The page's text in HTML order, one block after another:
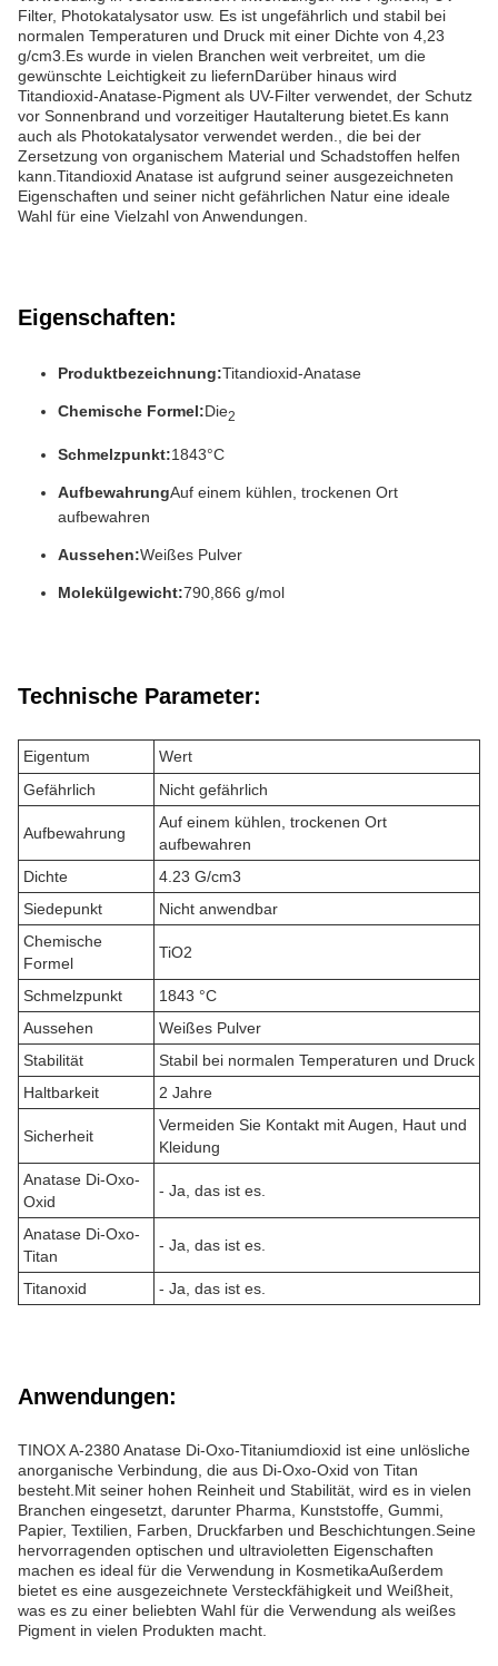
Filter, Photokatalysator usw. Es ist ungefährlich und stabil bei
normalen Temperaturen und Druck mit einer Dichte von 4,23
g/cm3.Es wurde in vielen Branchen weit verbreitet, um die
gewünschte Leichtigkeit zu liefernDarüber hinaus wird
Titandioxid-Anatase-Pigment als UV-Filter verwendet, der Schutz
vor Sonnenbrand und vorzeitiger Hautalterung bietet.Es kann
auch als Photokatalysator verwendet werden., die bei der
Zersetzung von organischem Material und Schadstoffen helfen
kann.Titandioxid Anatase ist aufgrund seiner ausgezeichneten
Eigenschaften und seiner nicht gefährlichen Natur eine ideale
Wahl für eine Vielzahl von Anwendungen.
Eigenschaften:
Produktbezeichnung:Titandioxid-Anatase
Chemische Formel:Die2
Schmelzpunkt:1843°C
AufbewahrungAuf einem kühlen, trockenen Ort
aufbewahren
Aussehen:Weißes Pulver
Molekülgewicht:790,866 g/mol
Technische Parameter:
Eigentum
Wert
Gefährlich
Nicht gefährlich
Aufbewahrung
Auf einem kühlen, trockenen Ort
aufbewahren
Dichte
4.23 G/cm3
Siedepunkt
Nicht anwendbar
Chemische
Formel
TiO2
Schmelzpunkt
1843 °C
Aussehen
Weißes Pulver
Stabilität
Stabil bei normalen Temperaturen und Druck
Haltbarkeit
2 Jahre
Sicherheit
Vermeiden Sie Kontakt mit Augen, Haut und
Kleidung
Anatase Di-Oxo-
Oxid
- Ja, das ist es.
Anatase Di-Oxo-
Titan
- Ja, das ist es.
Titanoxid - Ja, das ist es.
Anwendungen:
TINOX A-2380 Anatase Di-Oxo-Titaniumdioxid ist eine unlösliche
anorganische Verbindung, die aus Di-Oxo-Oxid von Titan
besteht.Mit seiner hohen Reinheit und Stabilität, wird es in vielen
Branchen eingesetzt, darunter Pharma, Kunststoffe, Gummi,
Papier, Textilien, Farben, Druckfarben und Beschichtungen.Seine
hervorragenden optischen und ultravioletten Eigenschaften
machen es ideal für die Verwendung in KosmetikaAußerdem
bietet es eine ausgezeichnete Versteckfähigkeit und Weißheit,
was es zu einer beliebten Wahl für die Verwendung als weißes
Pigment in vielen Produkten macht.